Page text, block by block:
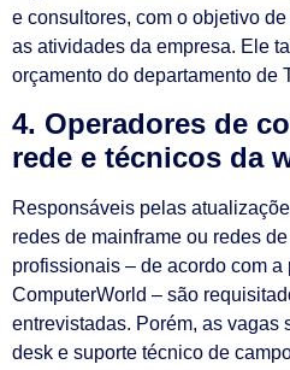
e consultores, com o objetivo
as atividades da empresa. Ele
orçamento do departamento de
4. Operadores de
rede e técnicos da
Responsáveis pelas
redes de mainframe ou redes
profissionais – de acordo com a
ComputerWorld – são
entrevistadas. Porém, as vagas
desk e suporte técnico de